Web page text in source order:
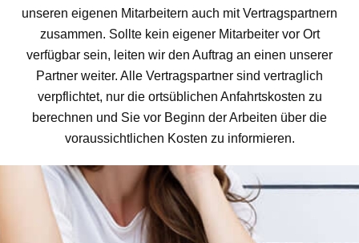
unseren eigenen Mitarbeitern auch mit Vertragspartnern
zusammen. Sollte kein eigener Mitarbeiter vor Ort
verfügbar sein, leiten wir den Auftrag an einen unserer
Partner weiter. Alle Vertragspartner sind vertraglich
verpflichtet, nur die ortsüblichen Anfahrtskosten zu
berechnen und Sie vor Beginn der Arbeiten über die
voraussichtlichen Kosten zu informieren.